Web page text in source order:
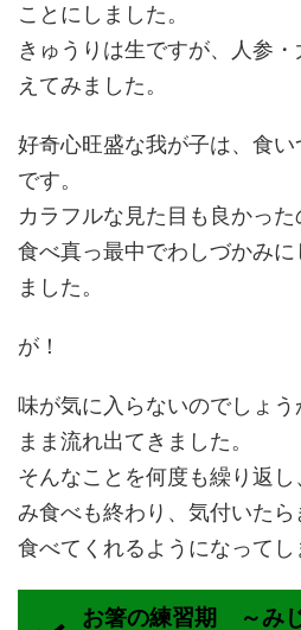
ことにしました。
きゅうりは生ですが、人参
えてみました。
好奇心旺盛な我が子は、食
です。
カラフルな見た目も良かっ
食べ真っ最中でわしづかみ
ました。
が！
味が気に入らないのでしょ
まま流れ出てきました。
そんなことを何度も繰り返
み食べも終わり、気付いた
食べてくれるようになってし
お箸の練習期 ～み